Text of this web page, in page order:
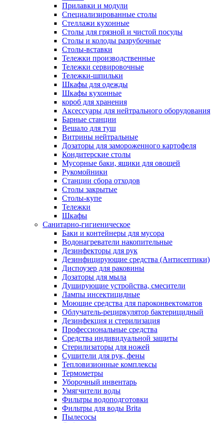
Прилавки и модули
Специализированные столы
Стеллажи кухонные
Столы для грязной и чистой посуды
Столы и колоды разрубочные
Столы-вставки
Тележки производственные
Тележки сервировочные
Тележки-шпильки
Шкафы для одежды
Шкафы кухонные
короб для хранения
Аксессуары для нейтрального оборудования
Барные станции
Вешало для туш
Витрины нейтральные
Дозаторы для замороженного картофеля
Кондитерские столы
Мусорные баки, ящики для овощей
Рукомойники
Станции сбора отходов
Столы закрытые
Столы-купе
Тележки
Шкафы
Санитарно-гигиеническое
Баки и контейнеры для мусора
Водонагреватели накопительные
Дезинфекторы для рук
Дезинфицирующие средства (Антисептики)
Диспоузер для раковины
Дозаторы для мыла
Душирующие устройства, смесители
Лампы инсектицидные
Моющие средства для пароконвектоматов
Облучатель-рециркулятор бактерицидный
Дезинфекция и стерилизация
Профессиональные средства
Средства индивидуальной защиты
Стерилизаторы для ножей
Сушители для рук, фены
Тепловизионные комплексы
Термометры
Уборочный инвентарь
Умягчители воды
Фильтры водоподготовки
Фильтры для воды Brita
Пылесосы